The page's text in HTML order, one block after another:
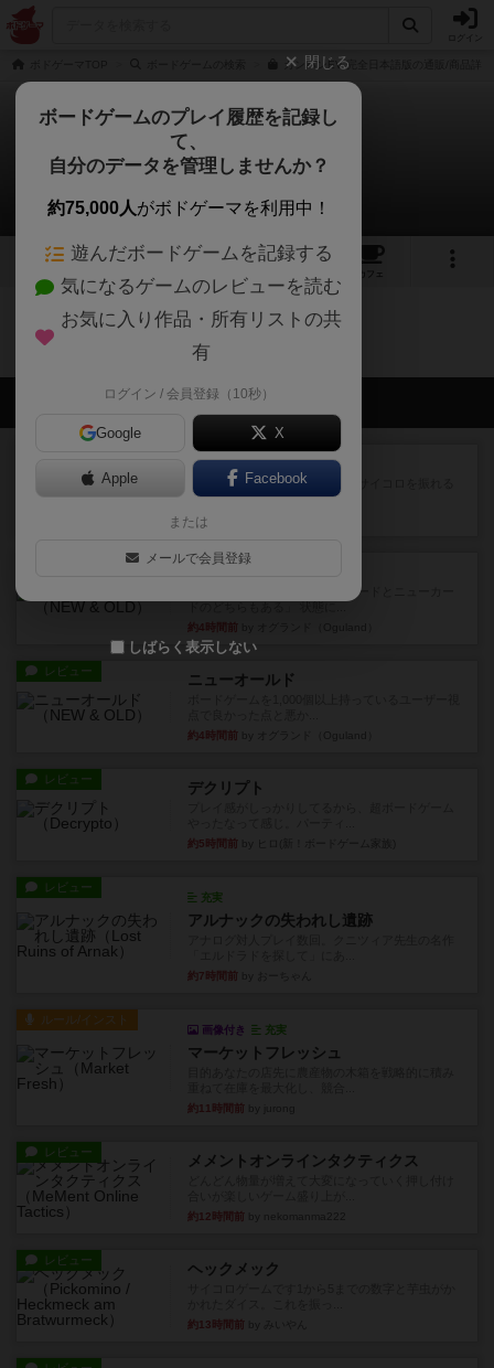
カンバンEV 完全日本語版の通販/商品詳細
カンバンEV
0件のリプレイ日記
7 12
カフェ
カンバンEVのトップに戻る
会員の新しい投稿
街コロ通
街コロとの違いは初めから二つサイコロを振れる
など、少しの違いはあるけれ...
約3時間前
ゲーム終了時に、「オールドカードとニューカー
約4時間前
レビュー ニューオールド
約4時間前
レビュー デクリプト
約5時間前
レビュー
充実
アルナックの失われし遺跡
約7時間前
ルール/インスト
画像付き 充実
マーケットフレッシュ
約11時間前
レビュー メメントオンラインタクティクス
約12時間前
レビュー ヘックメック
約13時間前
閉じる
ボードゲームのプレイ履歴を記録し
て、
自分のデータを管理しませんか？
約75,000人がボドゲーマを利用中！
遊んだボードゲームを記録する
気になるゲームのレビューを読む
お気に入り作品・所有リストの共
有
ログイン / 会員登録（10秒）
Google X
Apple Facebook
または
メールで会員登録
しばらく表示しない